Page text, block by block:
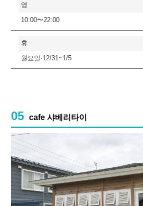
영
10:00〜22:00
휴
월요일·12/31~1/5
05 cafe 샤베리타이